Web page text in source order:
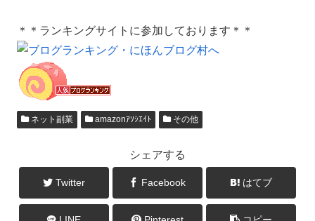
＊＊ランキングサイトに参加しております＊＊
ネット副業 amazonｱｿｼｴｲﾄ その他
シェアする
Twitter Facebook はてブ